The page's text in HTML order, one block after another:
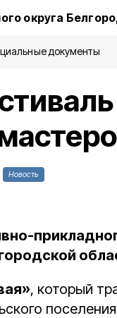
округа
документы
Новость
, который